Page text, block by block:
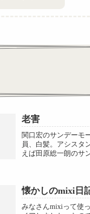
老害
関口宏のサンデーモ
員、白髪。アシスタ
えば田原総一朗のサ
懐かしのmixi日
みなさんmixiって使